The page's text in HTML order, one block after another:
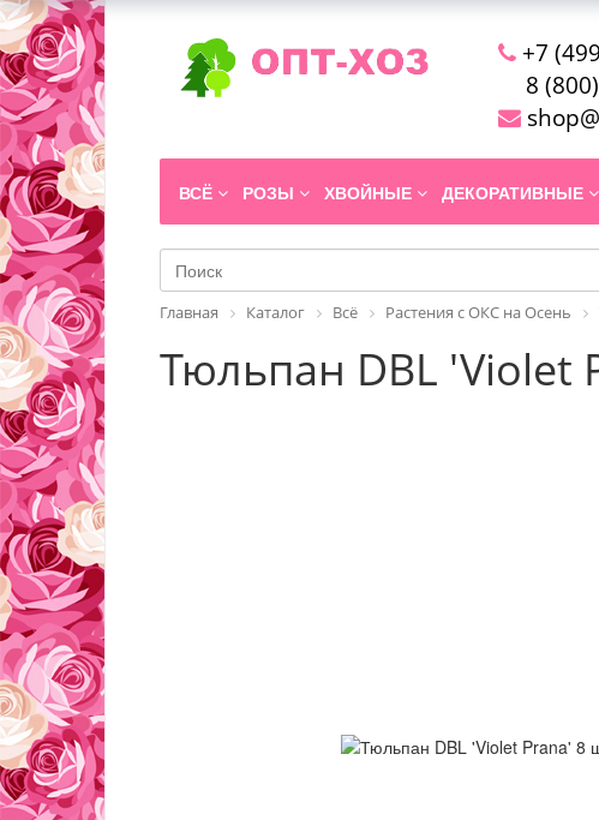
+7
8
ВСЁ РОЗЫ ХВОЙНЫЕ ДЕКОРАТИВНЫЕ
Главная Каталог Всё Растения с ОКС на Осень
Тюльпан DBL 'Violet